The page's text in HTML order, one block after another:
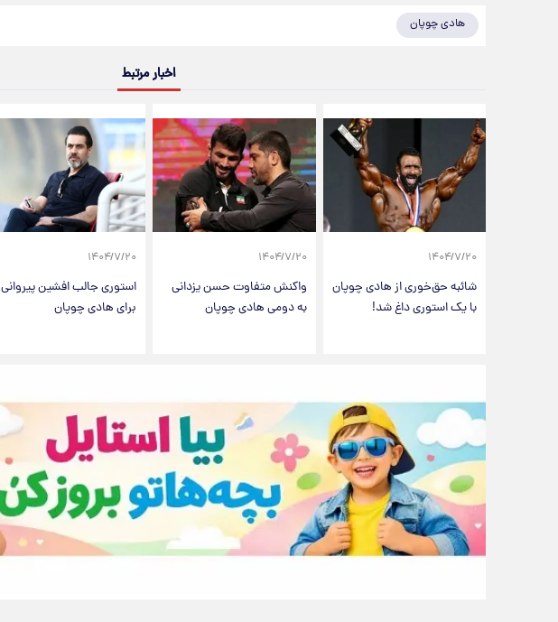
هادی چوپان
اخبار مرتبط
۱۴۰۴/۷/۲۰
شائبه حق‌خوری از هادی چوپان
با یک استوری داغ شد!
۱۴۰۴/۷/۲۰
واکنش متفاوت حسن یزدانی
به دومی هادی چوپان
۱۴۰۴/۷/۲۰
استوری جالب افشین پیروانی
برای هادی چوپان